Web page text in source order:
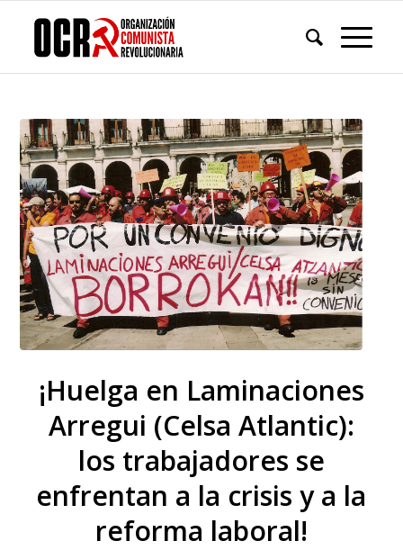
¡Huelga en Laminaciones
Arregui (Celsa Atlantic):
los trabajadores se
enfrentan a la crisis y a la
reforma laboral!